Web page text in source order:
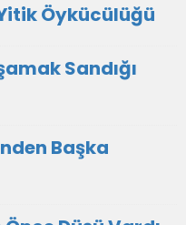
Öykücülüğü
Sandığı
Başka